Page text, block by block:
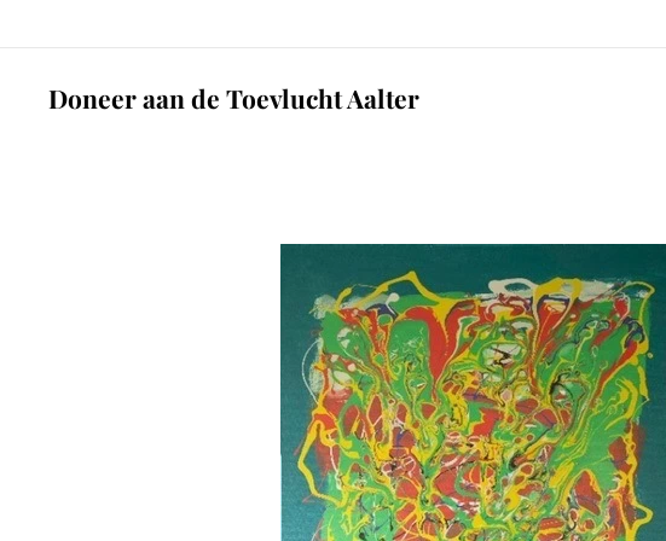
Doneer aan de Toevlucht Aalter